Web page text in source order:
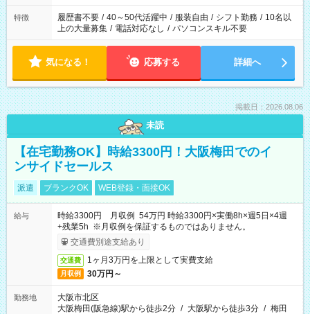
と、もう1つのお仕事の勤務時間。 合計で週40時間を超える場
合は応募できません。
特徴 履歴書不要 / 40～50代活躍中 / 服装自由 / シフト勤務 / 10名以
上の大量募集 / 電話対応なし / パソコンスキル不要
気になる！ 応募する 詳細へ
掲載日：2026.08.06
未読
【在宅勤務OK】時給3300円！大阪梅田でのイ
ンサイドセールス
派遣 ブランクOK WEB登録・面接OK
給与
時給3300円 月収例 54万円 時給3300円×実働8h×週5日×4週
+残業5h ※月収例を保証するものではありません。
交通費別途支給あり
交通費 1ヶ月3万円を上限として実費支給
月収例 30万円～
勤務地
大阪市北区
大阪梅田(阪急線)駅から徒歩2分 / 大阪駅から徒歩3分 / 梅田